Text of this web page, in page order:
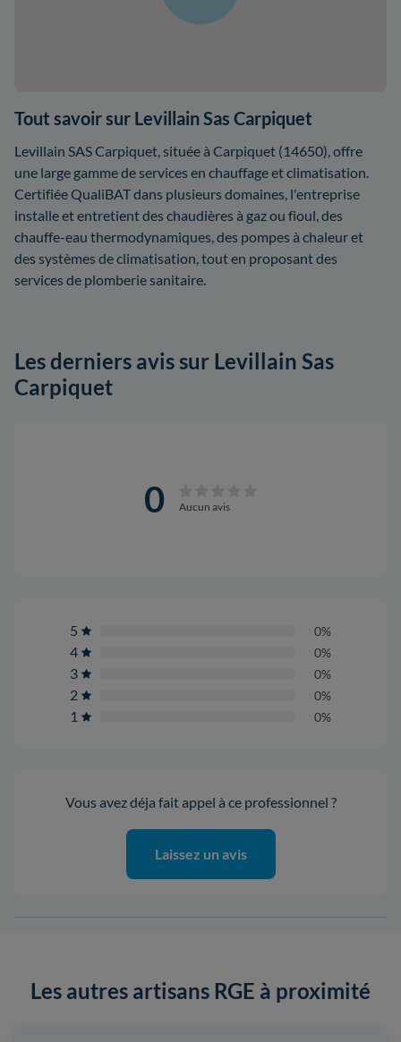
Tout savoir sur Levillain Sas Carpiquet
Levillain SAS Carpiquet, située à Carpiquet (14650), offre
une large gamme de services en chauffage et climatisation.
Certifiée QualiBAT dans plusieurs domaines, l'entreprise
installe et entretient des chaudières à gaz ou fioul, des
chauffe-eau thermodynamiques, des pompes à chaleur et
des systèmes de climatisation, tout en proposant des
services de plomberie sanitaire.
Les derniers avis sur Levillain Sas
Carpiquet
0 Aucun avis
5 0%
4 0%
3 0%
2 0%
1 0%
Vous avez déja fait appel à ce professionnel ?
Laissez un avis
Les autres artisans RGE à proximité